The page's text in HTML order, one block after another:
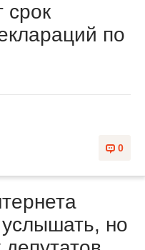
срок
по
0
услышать, но